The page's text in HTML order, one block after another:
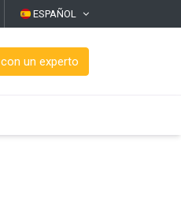
ESPAÑOL
un experto